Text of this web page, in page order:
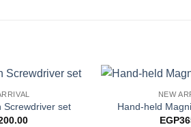
Screwdriver set
NEW
Hand-held
EGP